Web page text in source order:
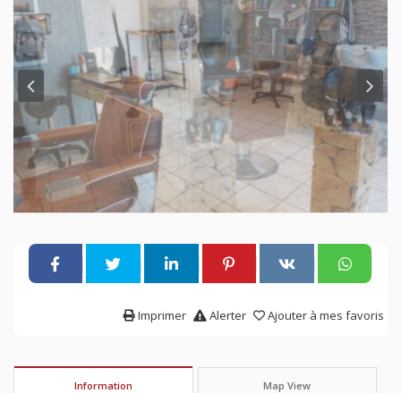
Ajouter à mes favoris
Alerter
Imprimer
Information Map View